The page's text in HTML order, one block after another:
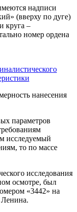
надписи
(вверху по дуге)
круга –
номер ордена
нанесения
параметров
исследуемый
то по массе
исследования
осмотре, был
«3442» на
Ленина.